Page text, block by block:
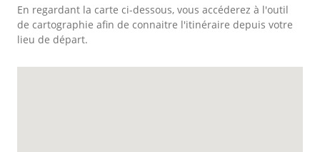
En regardant la carte ci-dessous, vous accéderez à l'outil
de cartographie afin de connaitre l'itinéraire depuis votre
lieu de départ.